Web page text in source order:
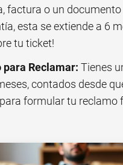
factura o un
esta se extiende a 6
tu ticket!
para Reclamar: Tienes
contados desde
formular tu reclamo